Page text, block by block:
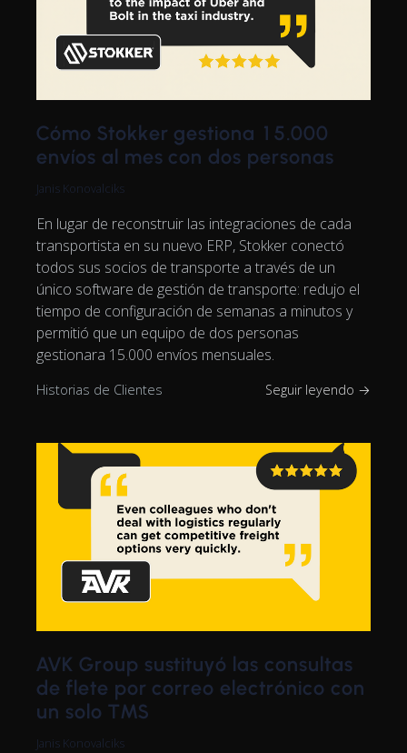
Cómo Stokker gestiona 15.000
envíos al mes con dos personas
Janis Konovalciks
En lugar de reconstruir las integraciones de cada
transportista en su nuevo ERP, Stokker conectó
todos sus socios de transporte a través de un
único software de gestión de transporte: redujo el
tiempo de configuración de semanas a minutos y
permitió que un equipo de dos personas
gestionara 15.000 envíos mensuales.
Historias de Clientes Seguir leyendo →
AVK Group sustituyó las consultas
de flete por correo electrónico con
un solo TMS
Janis Konovalciks